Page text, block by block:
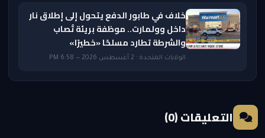
خلاف في طابور الدفع يتحول إلى إطلاق نار
داخل وولمارت.. موظفة بريئة تُصاب
والشرطة تطارد مسلحًا «خطيرًا»
الولايات المتحدة · 2 أغسطس 2026 — 6:58 PM
التعليقات (0)